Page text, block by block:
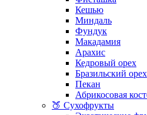
Кешью
Миндаль
Фундук
Макадамия
Арахис
Кедровый орех
Бразильский орех
Пекан
Абрикосовая
🍑 Сухофрукты